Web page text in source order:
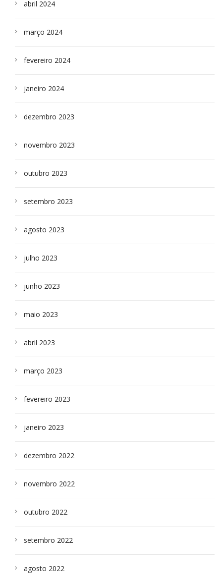
abril 2024
março 2024
fevereiro 2024
janeiro 2024
dezembro 2023
novembro 2023
outubro 2023
setembro 2023
agosto 2023
julho 2023
junho 2023
maio 2023
abril 2023
março 2023
fevereiro 2023
janeiro 2023
dezembro 2022
novembro 2022
outubro 2022
setembro 2022
agosto 2022